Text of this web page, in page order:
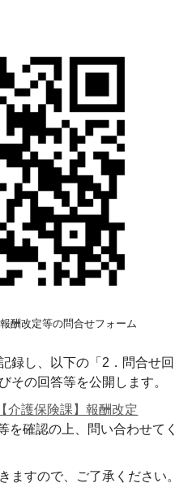
酬改定等の問合せフォーム
録し、以下の「2．問合せ回
その回答等を公開します。
【介護保険課】報酬改定
を確認の上、問い合わせてく
ますので、ご了承ください。